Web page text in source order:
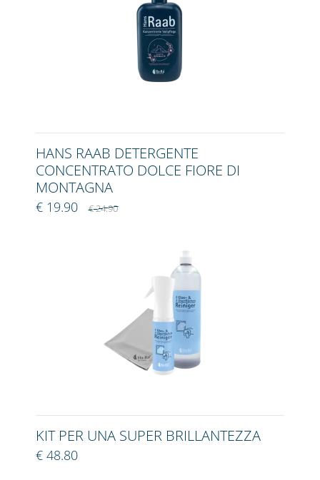
HANS RAAB DETERGENTE
CONCENTRATO DOLCE FIORE DI
MONTAGNA
€ 19.90€ 24.90
KIT PER UNA SUPER BRILLANTEZZA
€ 48.80